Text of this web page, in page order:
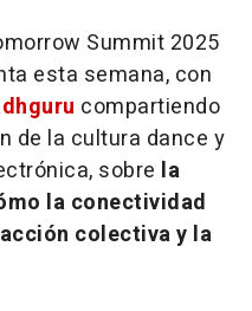
Summit 2025
esta semana, con
compartiendo
de la cultura dance y
sobre la
la conectividad
colectiva y la